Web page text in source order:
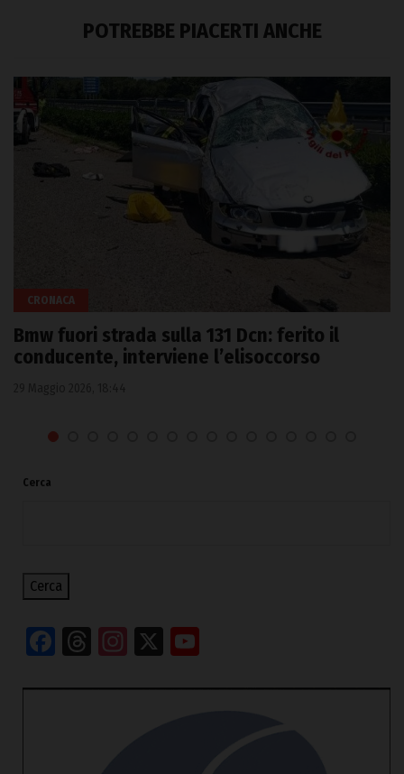
POTREBBE PIACERTI ANCHE
CRONACA
Bmw fuori strada sulla 131 Dcn: ferito il
conducente, interviene l’elisoccorso
Cerca
Cerca
Facebook
Threads
Instagram
X